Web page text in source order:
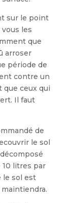
sur le point
les
que
arroser
période de
contre un
que ceux qui
Il faut
de
le sol
10 litres par
le sol est